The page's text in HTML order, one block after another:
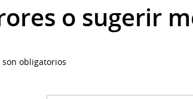
o sugerir
obligatorios